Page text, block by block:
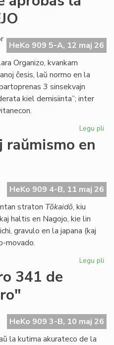
HeKo 909 5-A, 12 maj 26
Organizo, kvankam
ĉesis, laŭ normo en la
3 sinsekvajn
kiel demisiinta”; inter
Legu pli
la
en
HeKo 909 4-B, 11 maj 26
straton Tōkaidō, kiu
haltis en Nagojo, kie lin
gravulo en la japana (kaj
movado.
Legu pli
341 de
HeKo 909 3-B, 10 maj 26
la kutima akurateco de la